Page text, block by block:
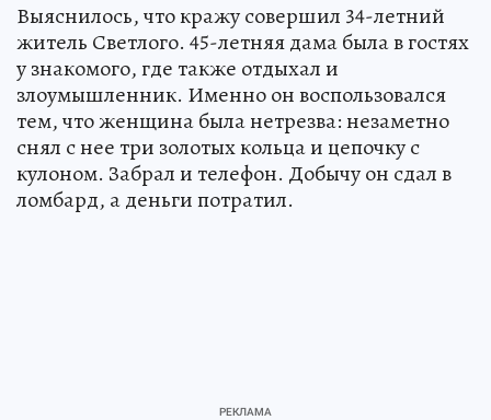
Выяснилось, что кражу совершил 34-летний
житель Светлого. 45-летняя дама была в гостях
у знакомого, где также отдыхал и
злоумышленник. Именно он воспользовался
тем, что женщина была нетрезва: незаметно
снял с нее три золотых кольца и цепочку с
кулоном. Забрал и телефон. Добычу он сдал в
ломбард, а деньги потратил.